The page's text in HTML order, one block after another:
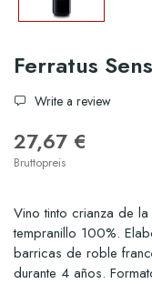
Ferratus
Write a review
27,67 €
Bruttopreis
Vino tinto crianza de
tempranillo 100%.
barricas de roble
durante 4 años.